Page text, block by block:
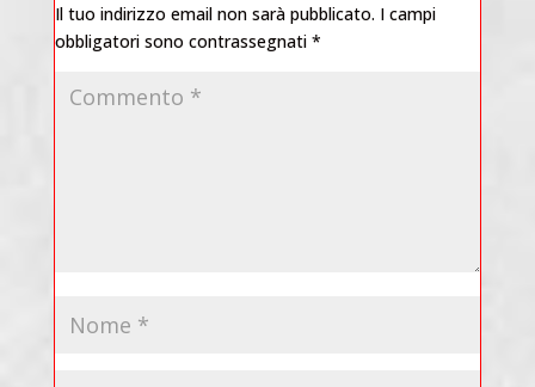
Il tuo indirizzo email non sarà pubblicato. I campi
obbligatori sono contrassegnati *